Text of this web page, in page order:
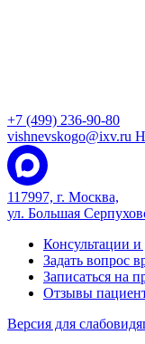
+7 (499) 236-90-80
vishnevskogo@ixv.ru
117997, г. Москва,
ул. Большая
Консультации и
Задать вопрос
Записаться на
Отзывы
Версия для